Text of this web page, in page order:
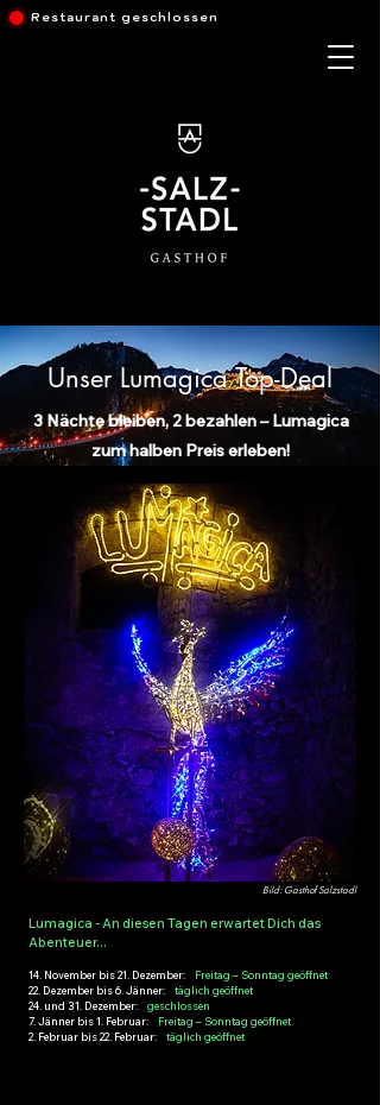
Restaurant geschlossen
Unser Lumagica Top-Deal
3 Nächte bleiben, 2 bezahlen – Lumagica
zum halben Preis erleben!
Bild: Gasthof Salzstadl
Lumagica - An diesen Tagen erwartet Dich das
Abenteuer...
14. November bis 21. Dezember: Freitag – Sonntag geöffnet
22. Dezember bis 6. Jänner: täglich geöffnet
24. und 31. Dezember: geschlossen
7. Jänner bis 1. Februar: Freitag – Sonntag geöffnet
2. Februar bis 22. Februar: täglich geöffnet